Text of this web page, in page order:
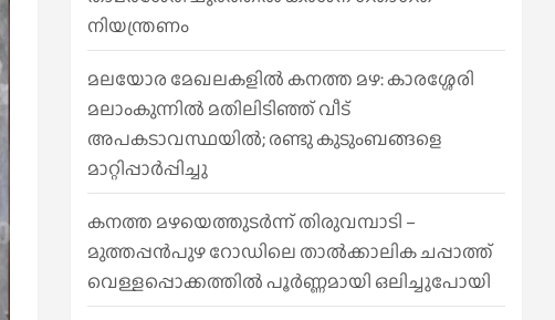
നിയന്ത്രണം
മലയോര മേഖലകളിൽ കനത്ത മഴ: കാരശ്ശേരി
മലാംകുന്നിൽ മതിലിടിഞ്ഞ് വീട്
അപകടാവസ്ഥയിൽ; രണ്ടു കുടുംബങ്ങളെ
മാറ്റിപ്പാർപ്പിച്ചു
കനത്ത മഴയെത്തുടർന്ന് തിരുവമ്പാടി –
മുത്തപ്പൻപുഴ റോഡിലെ താൽക്കാലിക ചപ്പാത്ത്
വെള്ളപ്പൊക്കത്തിൽ പൂർണ്ണമായി ഒലിച്ചുപോയി